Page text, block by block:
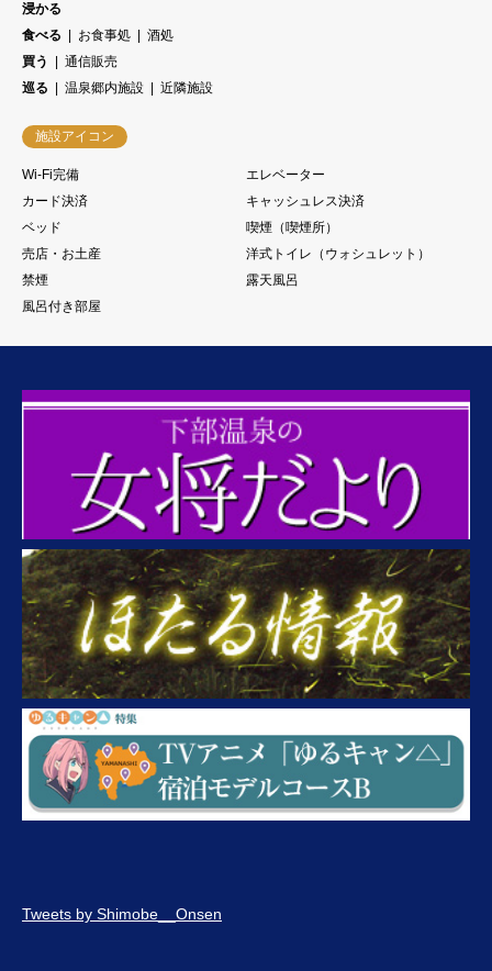
浸かる
食べる
お食事処
酒処
買う
通信販売
巡る
温泉郷内施設 近隣施設
施設アイコン
Wi-Fi完備
エレベーター
カード決済
キャッシュレス決済
ベッド
喫煙（喫煙所）
売店・お土産
洋式トイレ（ウォシュレット）
禁煙
露天風呂
風呂付き部屋
Tweets by Shimobe__Onsen